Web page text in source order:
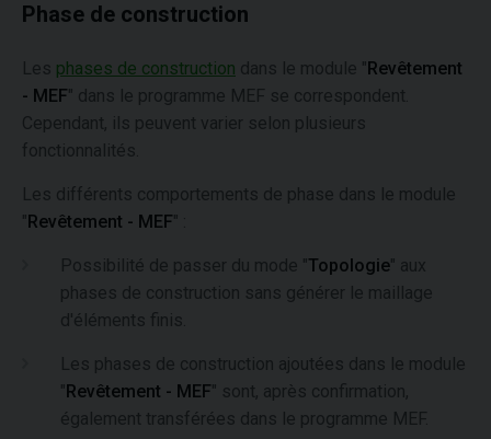
Phase de construction
Les phases de construction dans le module "Revêtement
- MEF" dans le programme MEF se correspondent.
Cependant, ils peuvent varier selon plusieurs
fonctionnalités.
Les différents comportements de phase dans le module
"Revêtement - MEF" :
Possibilité de passer du mode "Topologie" aux
phases de construction sans générer le maillage
d'éléments finis.
Les phases de construction ajoutées dans le module
"Revêtement - MEF" sont, après confirmation,
également transférées dans le programme MEF.